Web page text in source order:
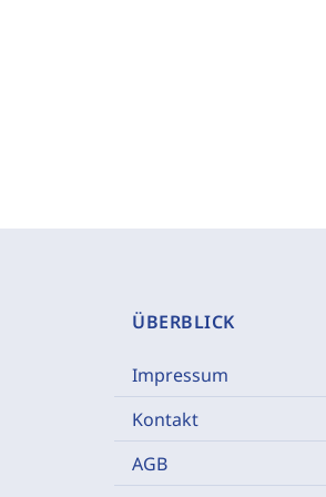
ÜBERBLICK
Impressum
Kontakt
AGB